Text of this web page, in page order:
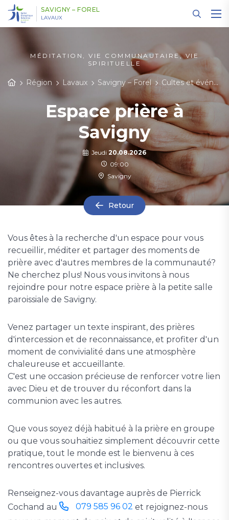
SAVIGNY – FOREL
LAVAUX
MÉDITATION, VIE COMMUNAUTAIRE, VIE
SPIRITUELLE
Région Lavaux Savigny – Forel Cultes et événements
Espace prière à
Savigny
Jeudi 20.08.2026
09:00
Savigny
Retour
Vous êtes à la recherche d'un espace pour vous
recueillir, méditer et partager des moments de
prière avec d'autres membres de la communauté?
Ne cherchez plus! Nous vous invitons à nous
rejoindre pour notre espace prière à la petite salle
paroissiale de Savigny.
Venez partager un texte inspirant, des prières
d'intercession et de reconnaissance, et profiter d'un
moment de convivialité dans une atmosphère
chaleureuse et accueillante.
C'est une occasion précieuse de renforcer votre lien
avec Dieu et de trouver du réconfort dans la
communion avec les autres.
Que vous soyez déjà habitué à la prière en groupe
ou que vous souhaitiez simplement découvrir cette
pratique, tout le monde est le bienvenu à ces
rencontres ouvertes et inclusives.
Renseignez-vous davantage auprès de Pierrick
Cochand au
079 585 96 02 et rejoignez-nous
Panneau de gestion des cookies